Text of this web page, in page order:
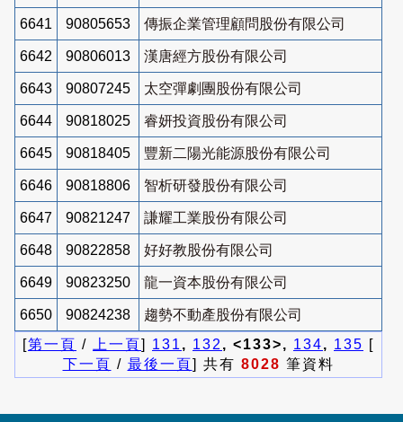
6641 90805653 傳振企業管理顧問股份有限公司
6642 90806013 漢唐經方股份有限公司
6643 90807245 太空彈劇團股份有限公司
6644 90818025 睿妍投資股份有限公司
6645 90818405 豐新二陽光能源股份有限公司
6646 90818806 智析研發股份有限公司
6647 90821247 謙耀工業股份有限公司
6648 90822858 好好教股份有限公司
6649 90823250 龍一資本股份有限公司
6650 90824238
趨勢不動產股份有限公司
[第一頁 / 上一頁] 131 , 132 , <133>, 134, 135 [
下一頁 / 最後一頁] 共有 8028 筆資料